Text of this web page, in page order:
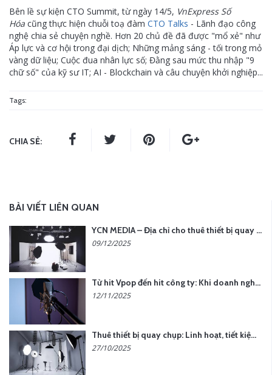
Bên lề sự kiện CTO Summit, từ ngày 14/5, VnExpress Số
Hóa cũng thực hiện chuỗi toạ đàm CTO Talks - Lãnh đạo công
nghệ chia sẻ chuyện nghề. Hơn 20 chủ đề đã được "mổ xẻ" như
Áp lực và cơ hội trong đại dịch; Những mảng sáng - tối trong mỏ
vàng dữ liệu; Cuộc đua nhân lực số; Đằng sau mức thu nhập "9
chữ số" của kỹ sư IT; AI - Blockchain và câu chuyện khởi nghiệp...
Tags:
CHIA SẺ:
BÀI VIẾT LIÊN QUAN
YCN MEDIA – Địa chỉ cho thuê thiết bị quay chụp uy tín tại Hà Nội
09/12/2025
Từ hit Vpop đến hit công ty: Khi doanh nghiệp muốn tạo dấu ấn với lời hát riêng
12/11/2025
Thuê thiết bị quay chụp: Linh hoạt, tiết kiệm, hiệu quả
27/10/2025